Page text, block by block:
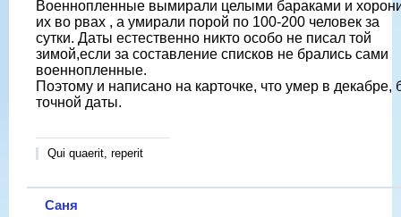
Военнопленные вымирали целыми бараками и
их во рвах , а умирали порой по 100-200 человек за
сутки. Даты естественно никто особо не писал той
зимой,если за составление списков не брались сами
военнопленные.
Поэтому и написано на карточке, что умер в декабре,
точной даты.
Qui quaerit, reperit
Саня